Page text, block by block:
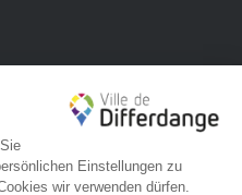
✕
puis-je vous aider ?